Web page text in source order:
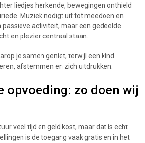
liedjes herkende, bewegingen onthield
Muziek nodigt uit tot meedoen en
passieve activiteit, maar een gedeelde
en plezier centraal staan.
je samen geniet, terwijl een kind
afstemmen en zich uitdrukken.
opvoeding: zo doen wij
veel tijd en geld kost, maar dat is echt
is de toegang vaak gratis en in het